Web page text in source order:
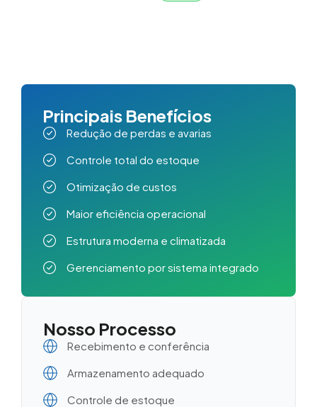
Principais Benefícios
Redução de perdas e avarias
Controle total do estoque
Otimização de custos
Maior eficiência operacional
Estrutura moderna e climatizada
Gerenciamento por sistema integrado
Nosso Processo
Recebimento e conferência
Armazenamento adequado
Controle de estoque